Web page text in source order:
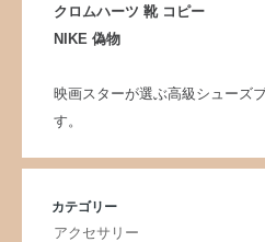
クロムハーツ 靴 コピー
NIKE 偽物
映画スターが選ぶ高級シューズ
す。
カテゴリー
アクセサリー